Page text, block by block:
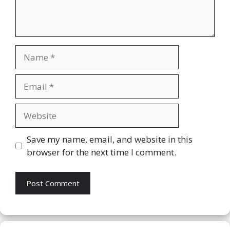
Save my name, email, and website in this
browser for the next time I comment.